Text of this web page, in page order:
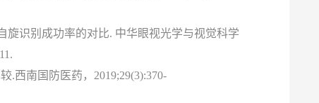
识别成功率的对比. 中华眼视光学与视觉科学
南国防医药，2019;29(3):370-